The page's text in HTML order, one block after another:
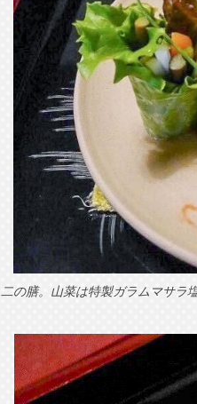
二の膳。山菜は特製ガラムマサラ